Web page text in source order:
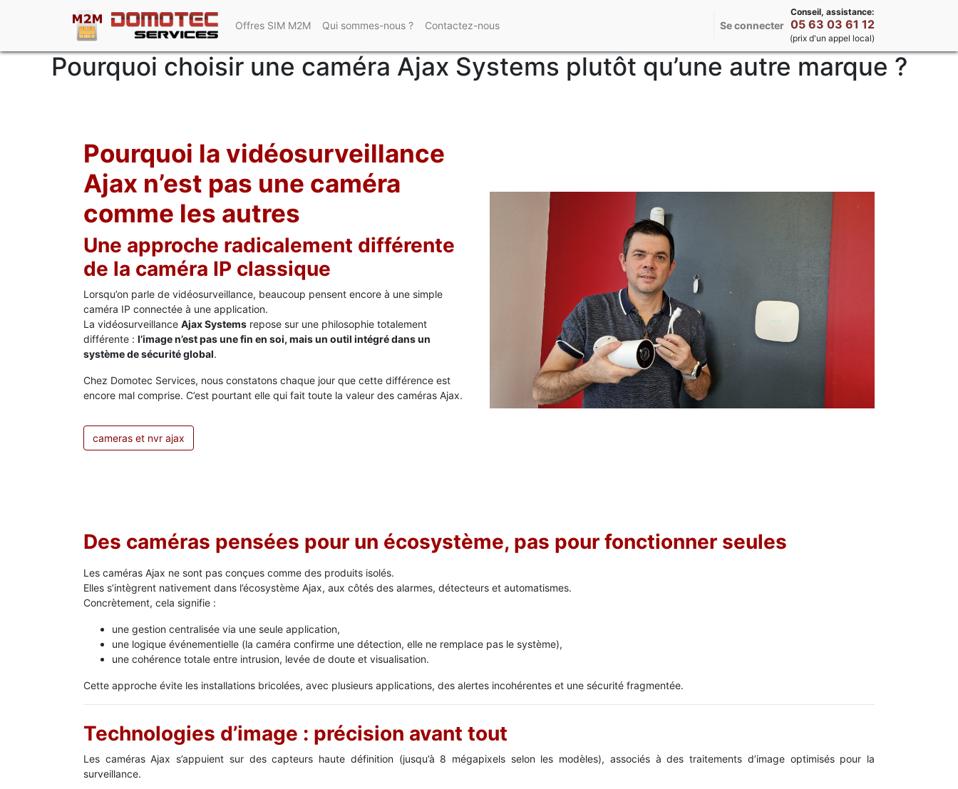
Offres SIM M2M Qui sommes-nous ? Contactez-nous Se connecter
Conseil, assistance:
05 63 03 61 12
(prix d'un appel local)
Pourquoi choisir une caméra Ajax Systems plutôt qu’une autre marque ?
Pourquoi la vidéosurveillance
Ajax n’est pas une caméra
comme les autres
Une approche radicalement différente
de la caméra IP classique
Lorsqu’on parle de vidéosurveillance, beaucoup pensent encore à une simple
caméra IP connectée à une application.
La vidéosurveillance Ajax Systems repose sur une philosophie totalement
différente : l’image n’est pas une fin en soi, mais un outil intégré dans un
système de sécurité global.
Chez Domotec Services, nous constatons chaque jour que cette différence est
encore mal comprise. C’est pourtant elle qui fait toute la valeur des caméras Ajax.
cameras et nvr ajax
Des caméras pensées pour un écosystème, pas pour fonctionner seules
Les caméras Ajax ne sont pas conçues comme des produits isolés.
Elles s’intègrent nativement dans l’écosystème Ajax, aux côtés des alarmes, détecteurs et automatismes.
Concrètement, cela signifie :
une gestion centralisée via une seule application,
une logique événementielle (la caméra confirme une détection, elle ne remplace pas le système),
une cohérence totale entre intrusion, levée de doute et visualisation.
Cette approche évite les installations bricolées, avec plusieurs applications, des alertes incohérentes et une sécurité fragmentée.
Technologies d’image : précision avant tout
Les caméras Ajax s’appuient sur des capteurs haute définition (jusqu’à 8 mégapixels selon les modèles), associés à des traitements d’image optimisés pour la
surveillance.